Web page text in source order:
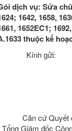
dịch vụ: Sửa
1642, 1658,
1652EC1;
thuộc kế
Kính
- Công ty
Căn cứ Quyết
Tổng Giám đốc